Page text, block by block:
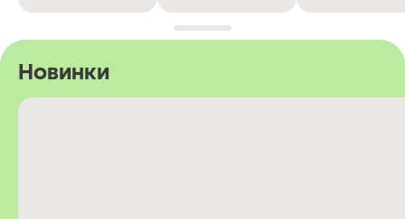
Новинки